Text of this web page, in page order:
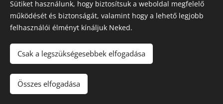
© 2026 Nagyfólia Kft. Minden jog fenntartva
Sütik
Sütiket használunk, hogy biztosítsuk a weboldal megfelelő
működését és biztonságát, valamint hogy a lehető legjobb
felhasználói élményt kínáljuk Neked.
Csak a legszükségesebbek elfogadása
Összes elfogadása